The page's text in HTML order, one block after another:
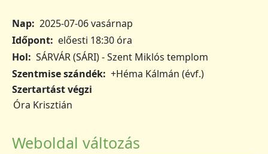
Nap 2025-07-06 vasárnap
Időpont
előesti 18:30 óra
Hol
SÁRVÁR (SÁRI) - Szent Miklós templom
Szentmise szándék +Héma Kálmán (évf.)
Szertartást végzi
Óra Krisztián
Weboldal változás